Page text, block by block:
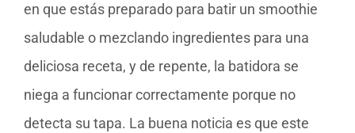
en que estás preparado para batir un smoothie
saludable o mezclando ingredientes para una
deliciosa receta, y de repente, la batidora se
niega a funcionar correctamente porque no
detecta su tapa. La buena noticia es que este